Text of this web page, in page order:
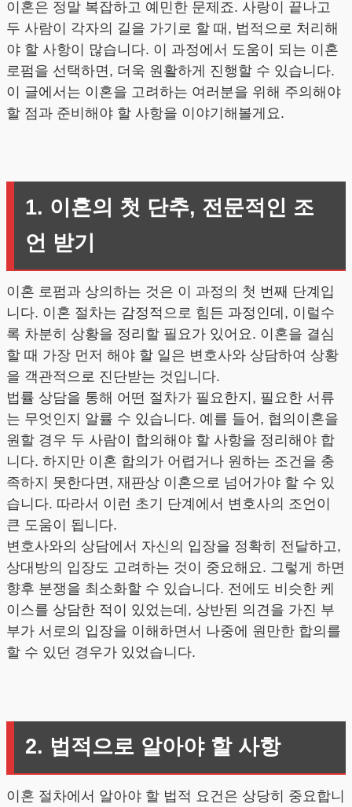
이혼은 정말 복잡하고 예민한 문제죠. 사랑이 끝나고
두 사람이 각자의 길을 가기로 할 때, 법적으로 처리해
야 할 사항이 많습니다. 이 과정에서 도움이 되는 이혼
로펌을 선택하면, 더욱 원활하게 진행할 수 있습니다.
이 글에서는 이혼을 고려하는 여러분을 위해 주의해야
할 점과 준비해야 할 사항을 이야기해볼게요.
1. 이혼의 첫 단추, 전문적인 조
언 받기
이혼 로펌과 상의하는 것은 이 과정의 첫 번째 단계입
니다. 이혼 절차는 감정적으로 힘든 과정인데, 이럴수
록 차분히 상황을 정리할 필요가 있어요. 이혼을 결심
할 때 가장 먼저 해야 할 일은 변호사와 상담하여 상황
을 객관적으로 진단받는 것입니다.
법률 상담을 통해 어떤 절차가 필요한지, 필요한 서류
는 무엇인지 알률 수 있습니다. 예를 들어, 협의이혼을
원할 경우 두 사람이 합의해야 할 사항을 정리해야 합
니다. 하지만 이혼 합의가 어렵거나 원하는 조건을 충
족하지 못한다면, 재판상 이혼으로 넘어가야 할 수 있
습니다. 따라서 이런 초기 단계에서 변호사의 조언이
큰 도움이 됩니다.
변호사와의 상담에서 자신의 입장을 정확히 전달하고,
상대방의 입장도 고려하는 것이 중요해요. 그렇게 하면
향후 분쟁을 최소화할 수 있습니다. 전에도 비슷한 케
이스를 상담한 적이 있었는데, 상반된 의견을 가진 부
부가 서로의 입장을 이해하면서 나중에 원만한 합의를
할 수 있던 경우가 있었습니다.
2. 법적으로 알아야 할 사항
이혼 절차에서 알아야 할 법적 요건은 상당히 중요합니